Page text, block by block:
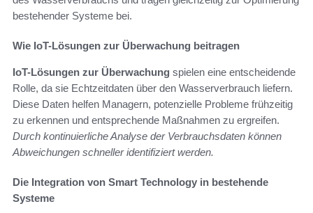
bestehender Systeme bei.
Wie IoT-Lösungen zur Überwachung beitragen
IoT-Lösungen zur Überwachung spielen eine entscheidende
Rolle, da sie Echtzeitdaten über den Wasserverbrauch liefern.
Diese Daten helfen Managern, potenzielle Probleme frühzeitig
zu erkennen und entsprechende Maßnahmen zu ergreifen.
Durch kontinuierliche Analyse der Verbrauchsdaten können
Abweichungen schneller identifiziert werden.
Die Integration von Smart Technology in bestehende
Systeme